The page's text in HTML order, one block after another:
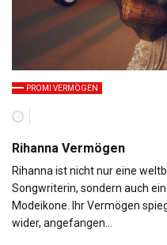
PROMI VERMÖGEN
Rihanna Vermögen
Rihanna ist nicht nur eine
Songwriterin, sondern auch
Modeikone. Ihr Vermögen
wider, angefangen…